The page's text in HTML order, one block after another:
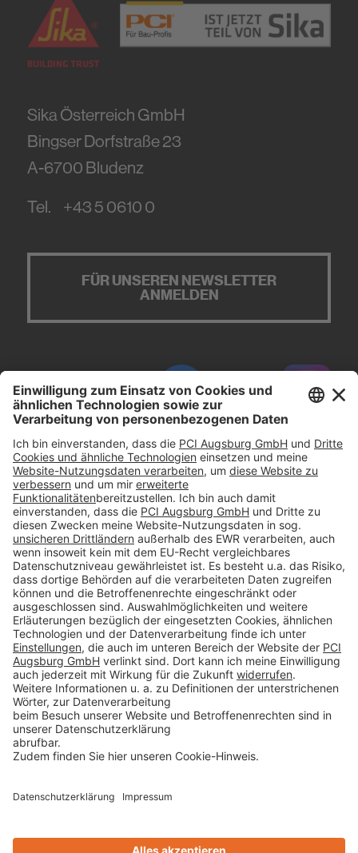
Sika Österreich GmbH
Bingser Dorfstraße 23
A-6700 Bludenz
Tel. +43 5 0610 0
FÜR UNSEREN NEWSLETTER
ANMELDEN
#PCI
Impressum
Datenschutz
AGB
Rechtliche Hinweise
Cookie-Einstellungen öffnen
Betroffenenrechte
www.bimobject.com
ausschreiben.de